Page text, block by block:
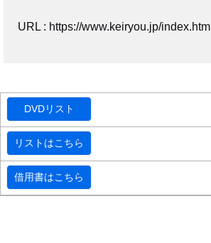
URL : https://www.keiryou.jp/index.html
DVDリスト
リストはこちら
借用書はこちら